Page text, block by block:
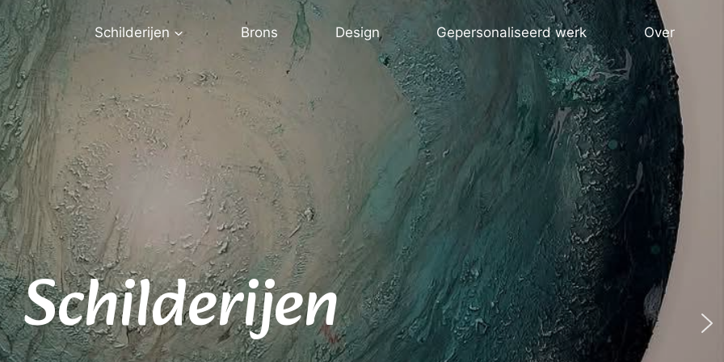
Schilderijen Brons Design Gepersonaliseerd werk Over
Gompy’s
Bronzen beelden